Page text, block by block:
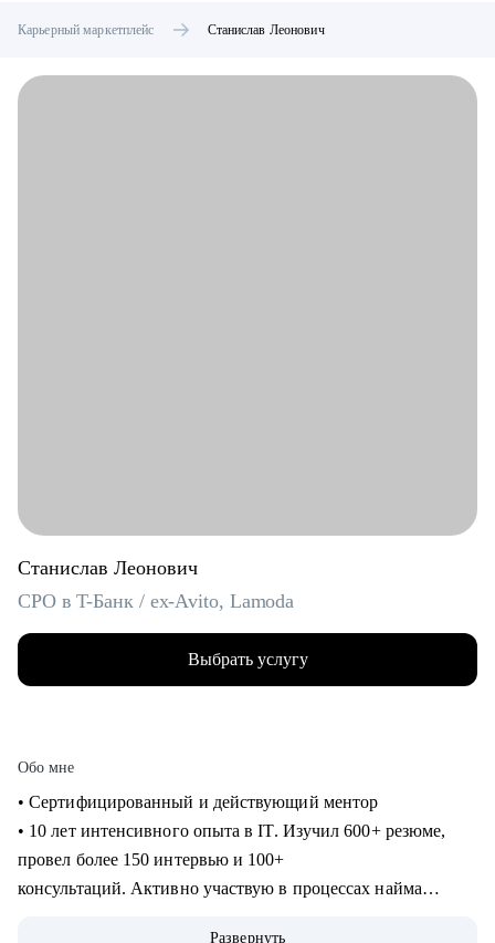
Карьерный маркетплейс Станислав Леонович
Станислав Леонович
CPO в T-Банк / ex-Avito, Lamoda
Выбрать услугу
Обо мне
• Сертифицированный и действующий ментор
• 10 лет интенсивного опыта в IT. Изучил 600+ резюме,
провел более 150 интервью и 100+
консультаций. Активно участвую в процессах найма
Развернуть